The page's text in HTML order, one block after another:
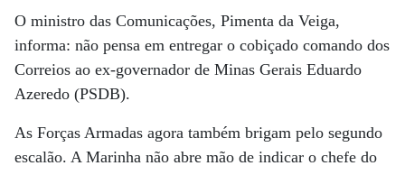
O ministro das Comunicações, Pimenta da Veiga,
informa: não pensa em entregar o cobiçado comando dos
Correios ao ex-governador de Minas Gerais Eduardo
Azeredo (PSDB).
As Forças Armadas agora também brigam pelo segundo
escalão. A Marinha não abre mão de indicar o chefe do